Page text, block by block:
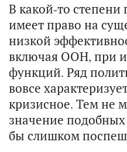
В какой-то
имеет право на
низкой
включая ООН, при
функций. Ряд
вовсе
кризисное. Тем не
значение
бы слишком